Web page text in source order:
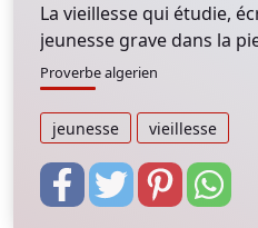
La vieillesse qui étudie,
jeunesse grave dans la
Proverbe algerien
jeunesse vieillesse